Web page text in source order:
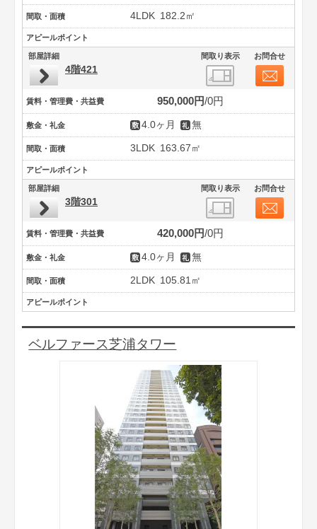
間取・面積 4LDK 182.2㎡
アピールポイント
部屋詳細 間取り表示 お問合せ
4階421
賃料・管理費・共益費 950,000円 0円
敷金・礼金 4.0ヶ月 無
間取・面積 3LDK 163.67㎡
アピールポイント
部屋詳細 間取り表示 お問合せ
3階301
賃料・管理費・共益費 420,000円 0円
敷金・礼金 4.0ヶ月 無
間取・面積 2LDK 105.81㎡
アピールポイント
ベルファース芝浦タワー